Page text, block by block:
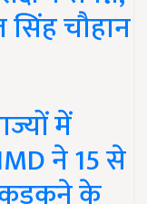
सिंह चौहान
में
ने 15 से